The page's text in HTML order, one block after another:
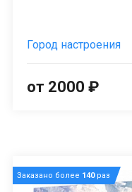
Город настроения
от 2000 ₽
Заказано более 140раз